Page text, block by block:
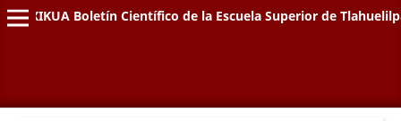
XIKUA Boletín Científico de la Escuela Superior de